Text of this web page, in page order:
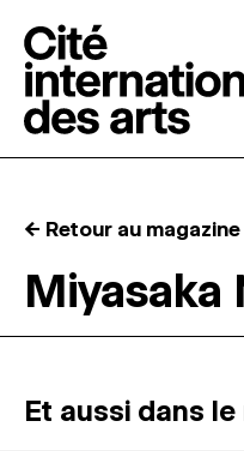
RÉSIDENCES ↓
ATELIERS OUVERTS
← Retour au magazine
Miyasaka
Et aussi dans